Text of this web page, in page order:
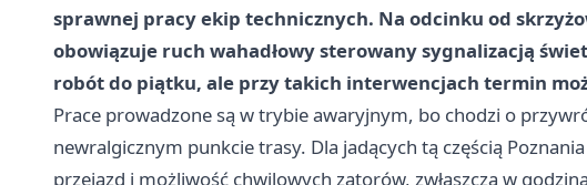
sprawnej pracy ekip technicznych. Na odcinku od
obowiązuje ruch wahadłowy sterowany sygnalizacją
robót do piątku, ale przy takich interwencjach termin
Prace prowadzone są w trybie awaryjnym, bo chodzi o
newralgicznym punkcie trasy. Dla jadących tą częścią
przejazd i możliwość chwilowych zatorów, zwłaszcza w